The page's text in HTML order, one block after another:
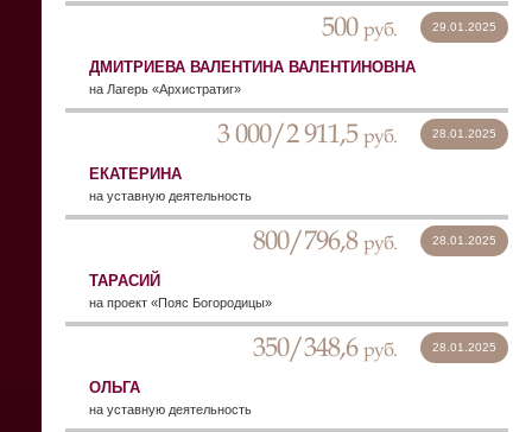
500 руб. 29.01.2025
ДМИТРИЕВА ВАЛЕНТИНА ВАЛЕНТИНОВНА
на Лагерь «Архистратиг»
3 000/2 911,5 руб. 28.01.2025
ЕКАТЕРИНА
на уставную деятельность
800/796,8 руб. 28.01.2025
ТАРАСИЙ
на проект «Пояс Богородицы»
350/348,6 руб. 28.01.2025
ОЛЬГА
на уставную деятельность